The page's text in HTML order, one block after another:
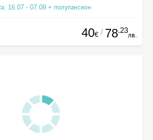
16.07 - 07.09 + полупансион
40€ / 78.23
лв.